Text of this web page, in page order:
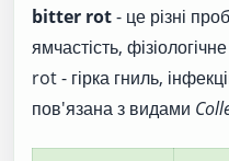
bitter rot- це різні
ямчастість,
rot - гірка гниль,
пов'язана з видами